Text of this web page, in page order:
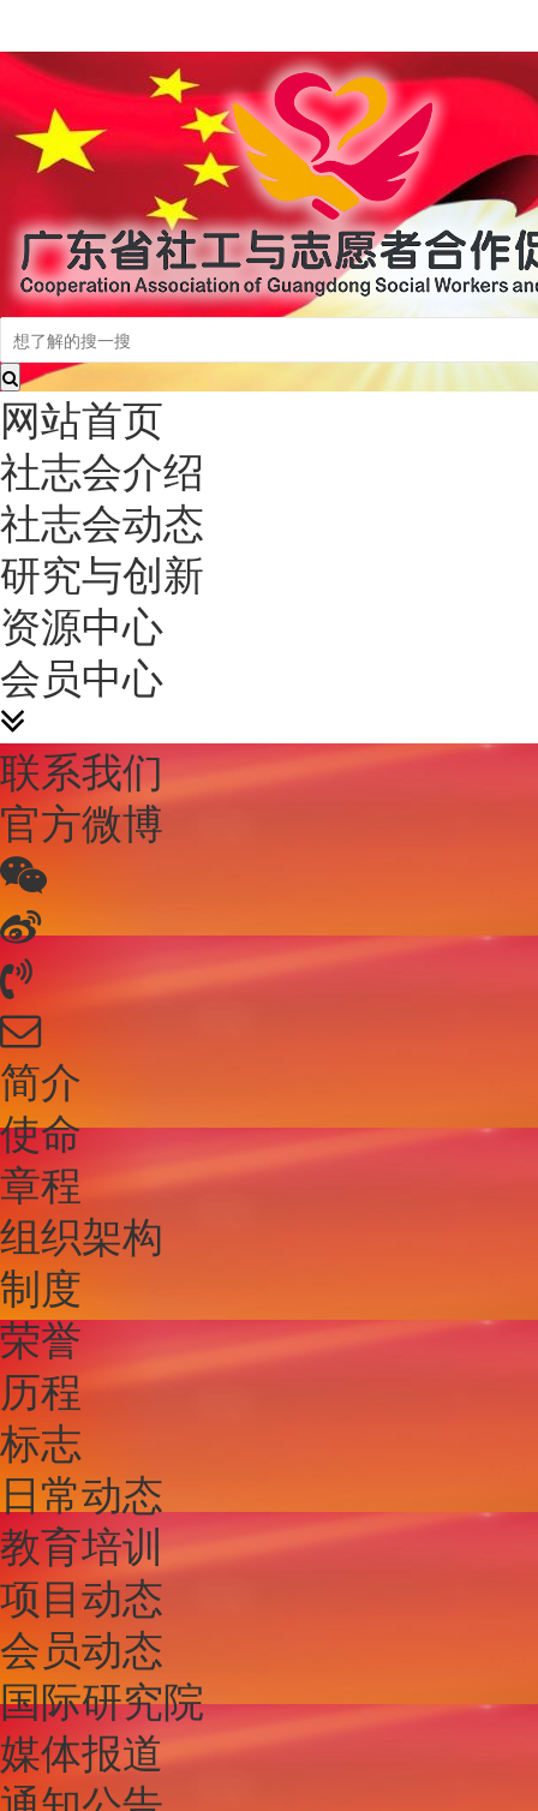
网站首页
社志会介绍
社志会动态
研究与创新
资源中心
会员中心
联系我们
官方微博
简介
使命
章程
组织架构
制度
荣誉
历程
标志
日常动态
教育培训
项目动态
会员动态
国际研究院
媒体报道